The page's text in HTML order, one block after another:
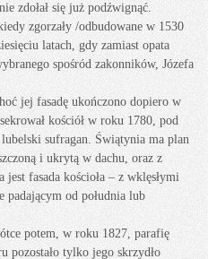
zdołał się już podźwignąć.
zgorzały /odbudowane w 1530
latach, gdy zamiast opata
spośród zakonników, Józefa
jej fasadę ukończono dopiero w
kościół w roku 1780, pod
sufragan. Świątynia ma plan
i ukrytą w dachu, oraz z
fasada kościoła – z wklęsłymi
od południa lub
potem, w roku 1827, parafię
pozostało tylko jego skrzydło